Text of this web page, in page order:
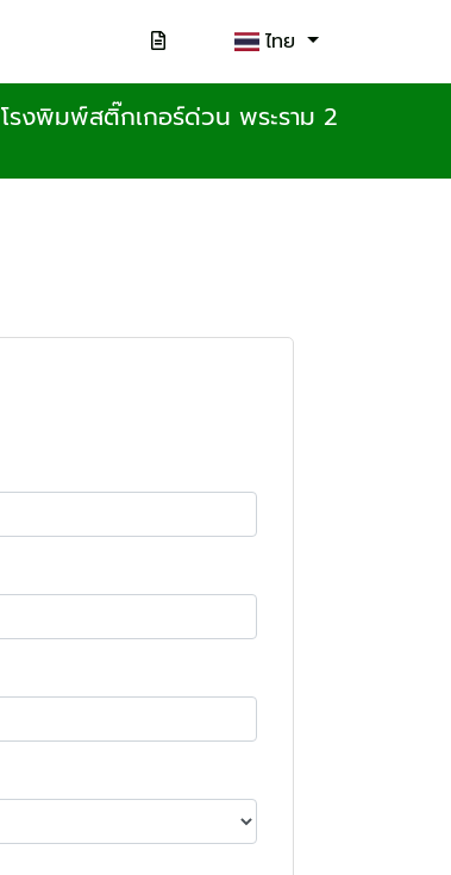
ไทย
โรงพิมพ์สติ๊กเกอร์ด่วน พระราม 2